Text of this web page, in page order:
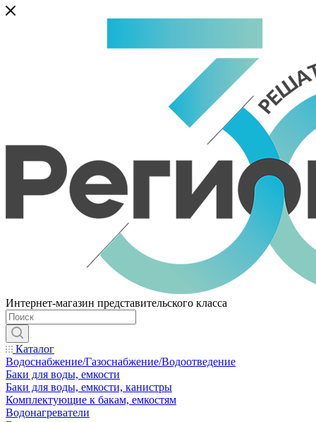
Интернет-магазин представительского класса
Каталог
Водоснабжение/Газоснабжение/Водоотведение
Баки для воды, емкости
Баки для воды, емкости, канистры
Комплектующие к бакам, емкостям
Водонагреватели